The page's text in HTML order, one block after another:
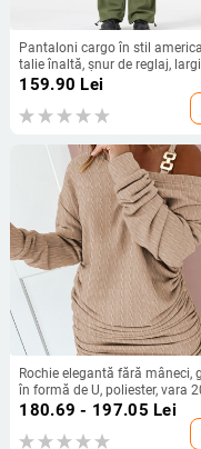
Pantaloni cargo în stil
talie înaltă, șnur de reglaj,
chenille țesătură
159.90 Lei
Rochie elegantă fără mâneci,
în formă de U, poliester, vara
180.69 - 197.05 Lei